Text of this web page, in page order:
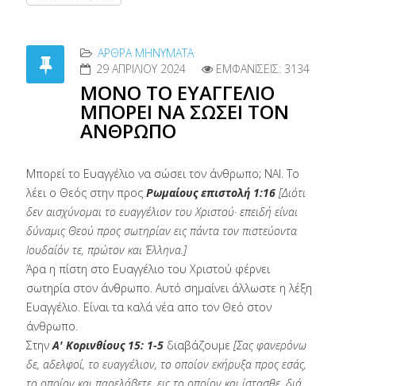
ΑΡΘΡΑ MΗΝΎΜΑΤΑ
29 ΑΠΡΙΛΊΟΥ 2024
ΕΜΦΑΝΊΣΕΙΣ: 3134
ΜΟΝΟ ΤΟ ΕΥΑΓΓΕΛΙΟ
ΜΠΟΡΕΙ ΝΑ ΣΩΣΕΙ ΤΟΝ
ΑΝΘΡΩΠΟ
Μπορεί το Ευαγγέλιο να σώσει τον άνθρωπο; ΝΑΙ. Το
λέει ο Θεός στην προς Ρωμαίους επιστολή 1:16 [Διότι
δεν αισχύνομαι το ευαγγέλιον του Χριστού· επειδή είναι
δύναμις Θεού προς σωτηρίαν εις πάντα τον πιστεύοντα
Ιουδαίόν τε, πρώτον και Έλληνα.]
Άρα η πίστη στο Ευαγγέλιο του Χριστού φέρνει
σωτηρία στον άνθρωπο. Αυτό σημαίνει άλλωστε η λέξη
Ευαγγέλιο. Είναι τα καλά νέα απο τον Θεό στον
άνθρωπο.
ΣτηνΑ' Κορινθίους 15: 1-5 διαβάζουμε [Σας φανερόνω
δε, αδελφοί, το ευαγγέλιον, το οποίον εκήρυξα προς εσάς,